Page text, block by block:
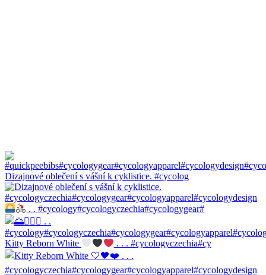
Dizajnové oblečení s vášní k cyklistice. #cycolog
. . #cycology#cycologyczechia#cycologygear#
Kitty Reborn White . . . #cycologyczechia#cy